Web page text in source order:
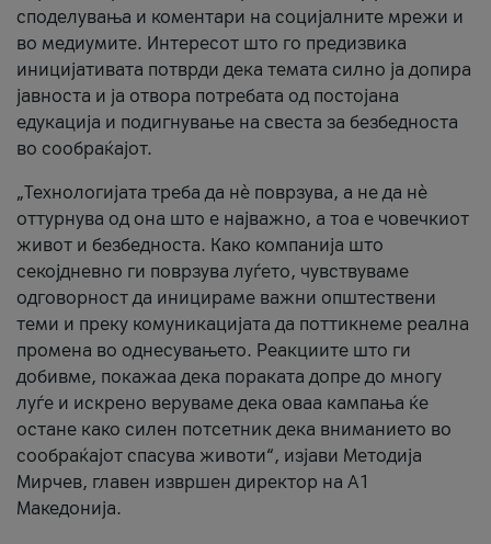
споделувања и коментари на социјалните мрежи и
во медиумите. Интересот што го предизвика
иницијативата потврди дека темата силно ја допира
јавноста и ја отвора потребата од постојана
едукација и подигнување на свеста за безбедноста
во сообраќајот.
„Технологијата треба да нè поврзува, а не да нè
оттурнува од она што е најважно, а тоа е човечкиот
живот и безбедноста. Како компанија што
секојдневно ги поврзува луѓето, чувствуваме
одговорност да иницираме важни општествени
теми и преку комуникацијата да поттикнеме реална
промена во однесувањето. Реакциите што ги
добивме, покажаа дека пораката допре до многу
луѓе и искрено веруваме дека оваа кампања ќе
остане како силен потсетник дека вниманието во
сообраќајот спасува животи“, изјави Методија
Мирчев, главен извршен директор на А1
Македонија.